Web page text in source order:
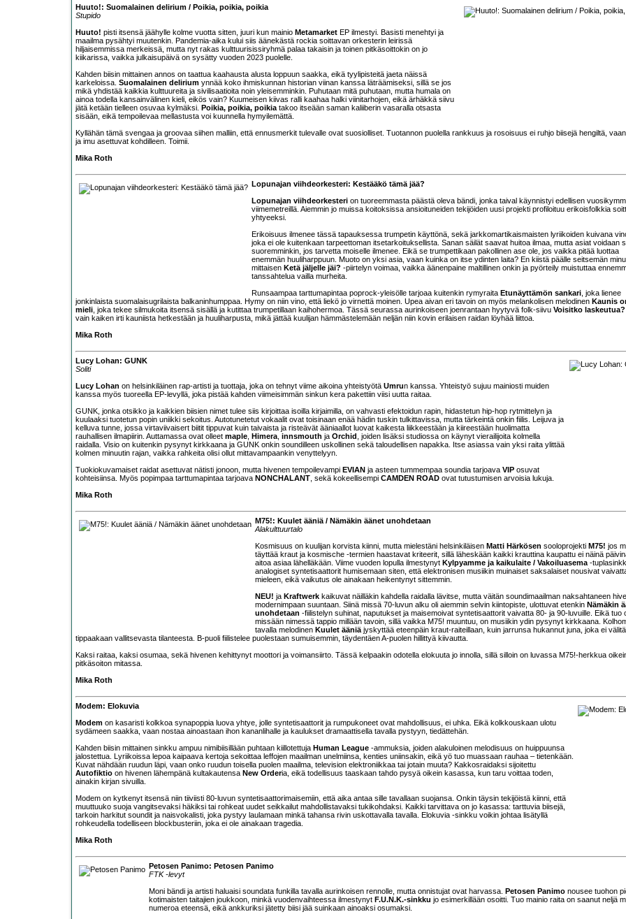
Huuto!: Suomalainen delirium / Poikia, poikia, poikia
Stupido
Huuto! pisti itsensä jäähylle kolme vuotta sitten, juuri kun mainio Metamarket EP ilmestyi. Basisti menehtyi ja
maailma pysähtyi muutenkin. Pandemia-aika kului siis äänekästä rockia soittavan orkesterin leirissä
hiljaisemmissa merkeissä, mutta nyt rakas kulttuurisissiryhmä palaa takaisin ja toinen pitkäsoittokin on jo
kiikarissa, vaikka julkaisupäivä on sysätty vuoden 2023 puolelle.
Kahden biisin mittainen annos on taattua kaahausta alusta loppuun saakka, eikä tyylipisteitä jaeta näissä
karkeloissa. Suomalainen delirium ynnää koko ihmiskunnan historian viinan kanssa läträämiseksi, sillä se jos
mikä yhdistää kaikkia kulttuureita ja sivilisaatioita noin yleisemminkin. Puhutaan mitä puhutaan, mutta humala on
ainoa todella kansainvälinen kieli, eikös vain? Kuumeisen kiivas ralli kaahaa halki viinitarhojen, eikä ärhäkkä siivu
jätä ketään tielleen osuvaa kylmäksi. Poikia, poikia, poikia takoo itseään saman kaliiberin vasaralla otsasta
sisään, eikä tempoilevaa mellastusta voi kuunnella hymyilemättä.
Kyllähän tämä svengaa ja groovaa siihen malliin, että ennusmerkit tulevalle ovat suosiolliset. Tuotannon puolella rankkuus ja rosoisuus ei ruhjo biisejä hengiltä,
ja imu asettuvat kohdilleen. Toimii.
Mika Roth
Lopunajan viihdeorkesteri: Kestääkö tämä jää?
Lopunajan viihdeorkesteri on tuoreemmasta päästä oleva bändi, jonka taival käynnistyi edellisen
viimemetreillä. Aiemmin jo muissa koitoksissa ansioituneiden tekijöiden uusi projekti profiloituu erikoisfolkkia
yhtyeeksi.
Erikoisuus ilmenee tässä tapauksessa trumpetin käyttönä, sekä jarkkomartikaismaisten lyriikoiden kuivana
joka ei ole kuitenkaan tarpeettoman itsetarkoituksellista. Sanan säilät saavat huitoa ilmaa, mutta asiat voidaan
suoremminkin, jos tarvetta moiselle ilmenee. Eikä se trumpettikaan pakollinen ase ole, jos vaikka pitää luottaa
enemmän huuliharppuun. Muoto on yksi asia, vaan kuinka on itse ydinten laita? En kiistä päälle seitsemän
mittaisen Ketä jäljelle jäi? -piirtelyn voimaa, vaikka äänenpaine maltillinen onkin ja pyörteily muistuttaa
tanssahtelua vailla murheita.
Runsaampaa tarttumapintaa poprock-yleisölle tarjoaa kuitenkin rymyraita Etunäyttämön sankari , joka lienee
jonkinlaista suomalaisugrilaista balkaninhumppaa. Hymy on niin vino, että liekö jo virnettä moinen. Upea aivan eri tavoin on myös melankolisen melodinen Kaunis
mieli , joka tekee silmukoita itsensä sisällä ja kutittaa trumpetillaan kaihohermoa. Tässä seurassa aurinkoiseen joenrantaan hyytyvä folk-siivu Voisitko laskeutua?
vain kaiken irti kauniista hetkestään ja huuliharpusta, mikä jättää kuulijan hämmästelemään neljän niin kovin erilaisen raidan löyhää liittoa.
Mika Roth
Lucy Lohan: GUNK
Soliti
Lucy Lohan on helsinkiläinen rap-artisti ja tuottaja, joka on tehnyt viime aikoina yhteistyötä Umrun kanssa. Yhteistyö sujuu mainiosti muiden
kanssa myös tuoreella EP-levyllä, joka pistää kahden viimeisimmän sinkun kera pakettiin viisi uutta raitaa.
GUNK, jonka otsikko ja kaikkien biisien nimet tulee siis kirjoittaa isoilla kirjaimilla, on vahvasti efektoidun rapin, hidastetun hip-hop rytmittelyn ja
kuulaaksi tuotetun popin uniikki sekoitus. Autotunetetut vokaalit ovat toisinaan enää hädin tuskin tulkittavissa, mutta tärkeintä onkin fiilis. Leijuva ja
kelluva tunne, jossa virtaviivaisert biitit tippuvat kuin taivaista ja risteävät ääniaallot luovat kaikesta liikkeestään ja kiireestään huolimatta
rauhallisen ilmapiirin. Auttamassa ovat olleet maple Himera innsmouth ja Orchid , joiden lisäksi studiossa on käynyt vierailijoita kolmella
raidalla. Visio on kuitenkin pysynyt kirkkaana ja GUNK onkin soundilleen uskollinen sekä taloudellisen napakka. Itse asiassa vain yksi raita ylittää
kolmen minuutin rajan, vaikka rahkeita olisi ollut mittavampaankin venyttelyyn.
Tuokiokuvamaiset raidat asettuvat nätisti jonoon, mutta hivenen tempoilevampi EVIAN ja asteen tummempaa soundia tarjoava VIP osuvat
kohteisiinsa. Myös popimpaa tarttumapintaa tarjoava NONCHALANT , sekä kokeellisempi CAMDEN ROAD ovat tutustumisen arvoisia lukuja.
Mika Roth
M75!: Kuulet ääniä / Nämäkin äänet unohdetaan
Alakulttuurtalo
Kosmisuus on kuulijan korvista kiinni, mutta mielestäni helsinkiläisen Matti Härkösen sooloprojekti M75! jos
täyttää kraut ja kosmische -termien haastavat kriteerit, sillä läheskään kaikki krauttina kaupattu ei näinä
aitoa asiaa lähelläkään. Viime vuoden lopulla ilmestynyt Kylpyamme ja kaikulaite / Vakoiluasema -
analogiset syntetisaattorit humisemaan siten, että elektronisen musiikin muinaiset saksalaiset nousivat
mieleen, eikä vaikutus ole ainakaan heikentynyt sittemmin.
NEU! ja Kraftwerk kaikuvat näilläkin kahdella raidalla lävitse, mutta väitän soundimaailman naksahtaneen
modernimpaan suuntaan. Siinä missä 70-luvun alku oli aiemmin selvin kiintopiste, ulottuvat etenkin Nämäkin
unohdetaan -fiilistelyn suhinat, naputukset ja maisemoivat syntetisaattorit vaivatta 80- ja 90-luvuille. Eikä tuo
missään nimessä tappio millään tavoin, sillä vaikka M75! muuntuu, on musiikin ydin pysynyt kirkkaana.
tavalla melodinen Kuulet ääniä jyskyttää eteenpäin kraut-raiteillaan, kuin jarrunsa hukannut juna, joka ei välitä
tippaakaan vallitsevasta tilanteesta. B-puoli fiilistelee puolestaan sumuisemmin, täydentäen A-puolen hillittyä kiivautta.
Kaksi raitaa, kaksi osumaa, sekä hivenen kehittynyt moottori ja voimansiirto. Tässä kelpaakin odotella elokuuta jo innolla, sillä silloin on luvassa M75!-herkkua
pitkäsoiton mitassa.
Mika Roth
Modem: Elokuvia
Modem on kasaristi kolkkoa synapoppia luova yhtye, jolle syntetisaattorit ja rumpukoneet ovat mahdollisuus, ei uhka. Eikä kolkkouskaan ulotu
sydämeen saakka, vaan nostaa ainoastaan ihon kananlihalle ja kaulukset dramaattisella tavalla pystyyn, tiedättehän.
Kahden biisin mittainen sinkku ampuu nimibiisillään puhtaan kiillotettuja Human League -ammuksia, joiden alakuloinen melodisuus on huippuunsa
jalostettua. Lyriikoissa lepoa kaipaava kertoja sekoittaa leffojen maailman unelmiinsa, kenties uniinsakin, eikä yö tuo muassaan rauhaa – tietenkään.
Kuvat nähdään ruudun läpi, vaan onko ruudun toisella puolen maailma, television elektroniikkaa tai jotain muuta? Kakkosraidaksi sijoitettu
Autofiktio on hivenen lähempänä kultakautensa New Orderia, eikä todellisuus taaskaan tahdo pysyä oikein kasassa, kun taru voittaa toden,
ainakin kirjan sivuilla.
Modem on kytkenyt itsensä niin tiiviisti 80-luvun syntetisaattorimaisemiin, että aika antaa sille tavallaan suojansa. Onkin täysin tekijöistä kiinni, että
muuttuuko suoja vangitsevaksi häkiksi tai rohkeat uudet seikkailut mahdollistavaksi tukikohdaksi. Kaikki tarvittava on jo kasassa: tarttuvia biisejä,
tarkoin harkitut soundit ja naisvokalisti, joka pystyy laulamaan minkä tahansa rivin uskottavalla tavalla. Elokuvia -sinkku voikin johtaa lisätyllä
rohkeudella todelliseen blockbusteriin, joka ei ole ainakaan tragedia.
Mika Roth
Petosen Panimo: Petosen Panimo
FTK -levyt
Moni bändi ja artisti haluaisi soundata funkilla tavalla aurinkoisen rennolle, mutta onnistujat ovat harvassa. Petosen Panimo nousee tuohon
kotimaisten taitajien joukkoon, minkä vuodenvaihteessa ilmestynyt F.U.N.K.-sinkku jo esimerkillään osoitti. Tuo mainio raita on saanut neljä
numeroa eteensä, eikä ankkuriksi jätetty biisi jää suinkaan ainoaksi osumaksi.